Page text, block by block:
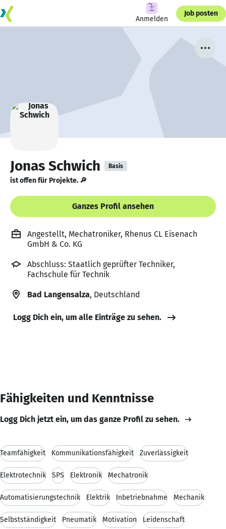
Anmelden
Job posten
Jonas Schwich Basis
ist offen für Projekte. 🔎
Ganzes Profil ansehen
Angestellt, Mechatroniker, Rhenus CL Eisenach
GmbH & Co. KG
Abschluss: Staatlich geprüfter Techniker,
Fachschule für Technik
Bad Langensalza, Deutschland
Logg Dich ein, um alle Einträge zu sehen.
Fähigkeiten und Kenntnisse
Logg Dich jetzt ein, um das ganze Profil zu sehen.
Teamfähigkeit Kommunikationsfähigkeit Zuverlässigkeit
Elektrotechnik SPS Elektronik Mechatronik
Automatisierungstechnik Elektrik Inbetriebnahme Mechanik
Selbstständigkeit Pneumatik Motivation Leidenschaft